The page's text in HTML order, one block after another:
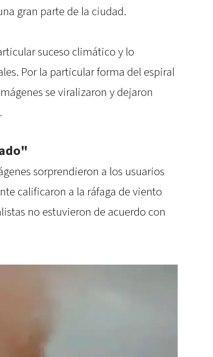
gran parte de la ciudad.
suceso climático y lo
Por la particular forma del espiral
se viralizaron y dejaron
sorprendieron a los usuarios
calificaron a la ráfaga de viento
no estuvieron de acuerdo con